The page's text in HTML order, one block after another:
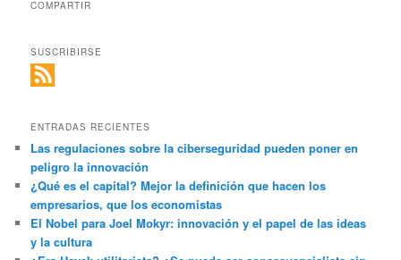
COMPARTIR
SUSCRIBIRSE
ENTRADAS RECIENTES
Las regulaciones sobre la ciberseguridad pueden poner en
peligro la innovación
¿Qué es el capital? Mejor la definición que hacen los
empresarios, que los economistas
El Nobel para Joel Mokyr: innovación y el papel de las ideas
y la cultura